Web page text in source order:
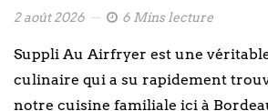
2 août 2026 6 Mins lecture
Suppli Au Airfryer est une
culinaire qui a su rapidement
notre cuisine familiale ici à